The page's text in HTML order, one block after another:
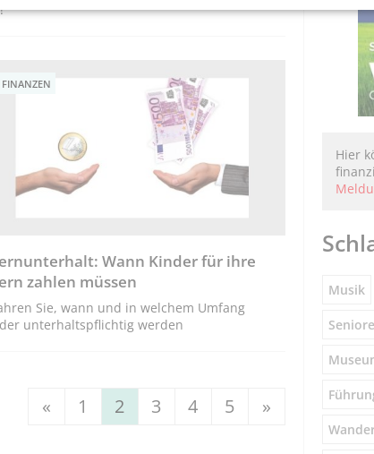
FINANZEN
Wann Kinder für ihre
zahlen müssen
Sie, wann und in welchem Umfang
unterhaltspflichtig werden
« 1 2 3 4 5 »
Hier
Musik